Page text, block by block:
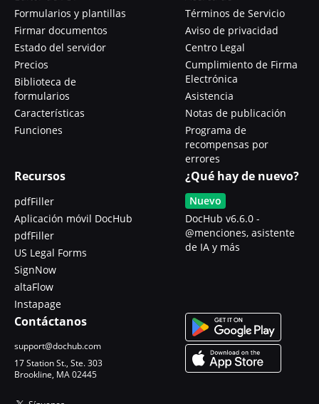
Formularios y plantillas
Firmar documentos
Estado del servidor
Precios
Biblioteca de
formularios
Características
Funciones
Términos de Servicio
Aviso de privacidad
Centro Legal
Cumplimiento de Firma
Electrónica
Asistencia
Notas de publicación
Programa de
recompensas por
errores
Recursos
pdfFiller
Aplicación móvil DocHub
pdfFiller
US Legal Forms
SignNow
altaFlow
Instapage
¿Qué hay de nuevo?
Nuevo
DocHub v6.6.0 -
@menciones, asistente
de IA y más
Contáctanos
support@dochub.com
17 Station St., Ste. 303
Brookline, MA 02445